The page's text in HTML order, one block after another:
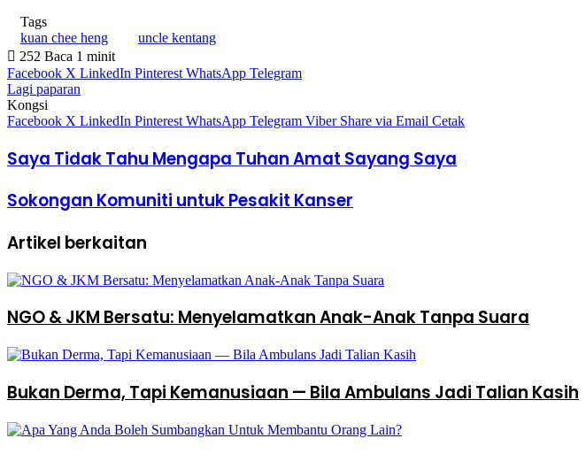
Tags
kuan chee heng
uncle kentang
252 Baca 1 minit
Facebook X LinkedIn Pinterest WhatsApp Telegram
Lagi paparan
Kongsi
Facebook X LinkedIn Pinterest WhatsApp Telegram Viber Share via Email Cetak
Saya Tidak Tahu Mengapa Tuhan Amat Sayang Saya
Sokongan Komuniti untuk Pesakit Kanser
Artikel berkaitan
NGO & JKM Bersatu: Menyelamatkan Anak-Anak Tanpa Suara
Bukan Derma, Tapi Kemanusiaan — Bila Ambulans Jadi Talian Kasih